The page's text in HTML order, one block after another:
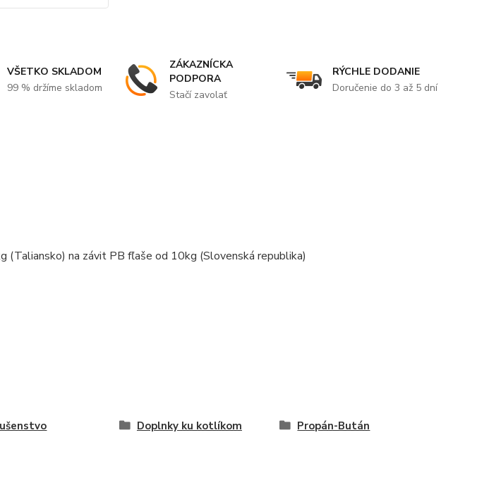
VŠETKO SKLADOM
99 % držíme skladom
ZÁKAZNÍCKA
PODPORA
Stačí zavolať
RÝCHLE DODANIE
Doručenie do 3 až 5 dní
(Taliansko) na závit PB fľaše od 10kg (Slovenská republika)
Doplnky ku kotlíkom
Propán-Bután